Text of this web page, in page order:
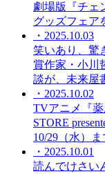
劇場版『チェ
グッズフェア
・2025.10.03
笑いあり、驚
賞作家・小川
談が、未来屋
・2025.10.02
TVアニメ『
STORE
10/29（水）
・2025.10.01
読んでけさい